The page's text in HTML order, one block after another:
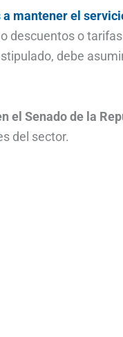
mantener el
descuentos o
debe
el Senado de la
del sector.